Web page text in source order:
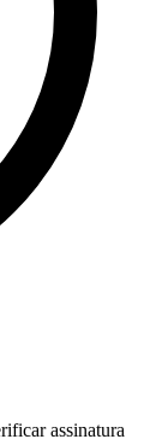
assinatura